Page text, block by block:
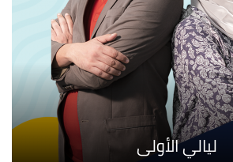
ليالي الأولى